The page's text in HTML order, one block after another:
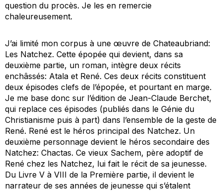
question du procès. Je les en remercie
chaleureusement.
J’ai limité mon corpus à une œuvre de Chateaubriand:
Les Natchez. Cette épopée qui devient, dans sa
deuxième partie, un roman, intègre deux récits
enchâssés: Atala et René. Ces deux récits constituent
deux épisodes clefs de l’épopée, et pourtant en marge.
Je me base donc sur l’édition de Jean-Claude Berchet,
qui replace ces épisodes (publiés dans le Génie du
Christianisme puis à part) dans l’ensemble de la geste de
René. René est le héros principal des Natchez. Un
deuxième personnage devient le héros secondaire des
Natchez: Chactas. Ce vieux Sachem, père adoptif de
René chez les Natchez, lui fait le récit de sa jeunesse.
Du Livre V à VIII de la Première partie, il devient le
narrateur de ses années de jeunesse qui s’étalent